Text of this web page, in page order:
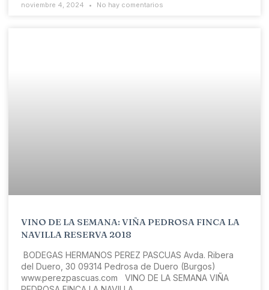
noviembre 4, 2024 No hay comentarios
VINO DE LA SEMANA: VIÑA PEDROSA FINCA LA
NAVILLA RESERVA 2018
BODEGAS HERMANOS PEREZ PASCUAS Avda. Ribera
del Duero, 30 09314 Pedrosa de Duero (Burgos)
www.perezpascuas.com VINO DE LA SEMANA VIÑA